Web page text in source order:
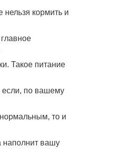
нельзя кормить и
Такое питание
если, по вашему
то и
наполнит вашу